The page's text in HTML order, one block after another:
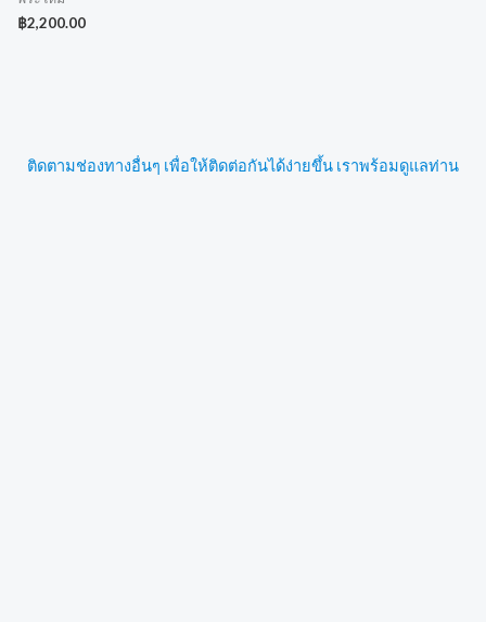
฿2,200.00
ติดตามช่องทางอื่นๆ เพื่อให้ติดต่อกันได้ง่ายขึ้น เราพร้อมดูแลท่าน